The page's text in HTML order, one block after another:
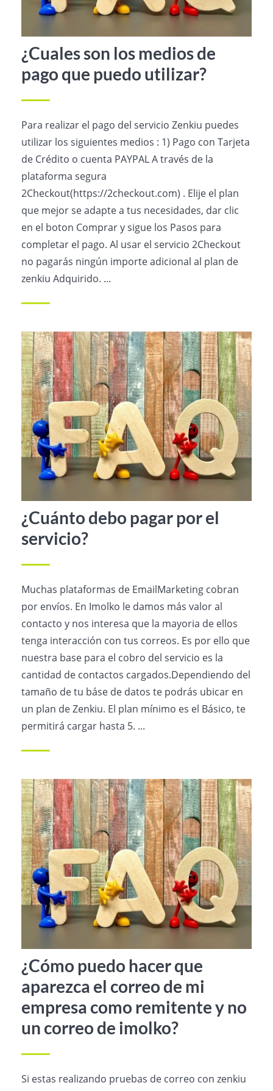
¿Cuales son los medios de
pago que puedo utilizar?
Para realizar el pago del servicio Zenkiu puedes
utilizar los siguientes medios : 1) Pago con Tarjeta
de Crédito o cuenta PAYPAL A través de la
plataforma segura
2Checkout(https://2checkout.com) . Elije el plan
que mejor se adapte a tus necesidades, dar clic
en el boton Comprar y sigue los Pasos para
completar el pago. Al usar el servicio 2Checkout
no pagarás ningún importe adicional al plan de
zenkiu Adquirido. ...
¿Cuánto debo pagar por el
servicio?
Muchas plataformas de EmailMarketing cobran
por envíos. En Imolko le damos más valor al
contacto y nos interesa que la mayoria de ellos
tenga interacción con tus correos. Es por ello que
nuestra base para el cobro del servicio es la
cantidad de contactos cargados.Dependiendo del
tamaño de tu báse de datos te podrás ubicar en
un plan de Zenkiu. El plan mínimo es el Básico, te
permitirá cargar hasta 5. ...
¿Cómo puedo hacer que
aparezca el correo de mi
empresa como remitente y no
un correo de imolko?
Si estas realizando pruebas de correo con zenkiu